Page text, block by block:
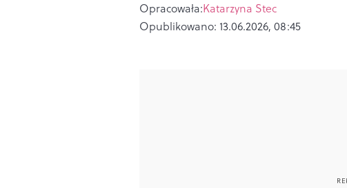
Opracowała:Katarzyna Stec
Opublikowano: 13.06.2026, 08:45